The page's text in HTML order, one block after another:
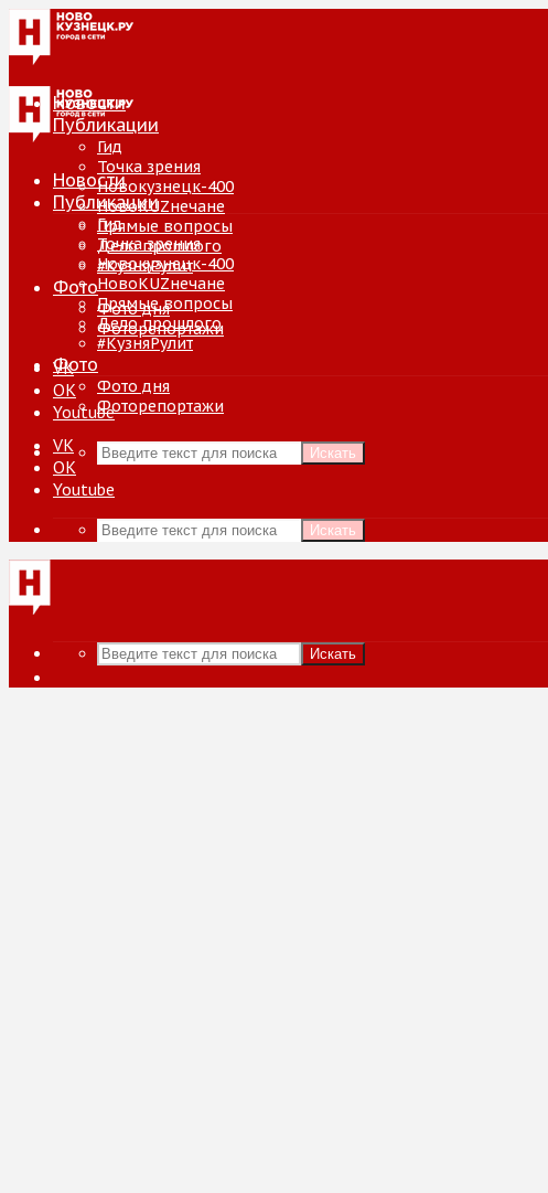
Новости
Публикации
Гид
Точка зрения
Новокузнецк-400
НовоKUZнечане
Прямые вопросы
Дело прошлого
#КузняРулит
Фото
Фото дня
Фоторепортажи
VK
ОК
Youtube
Искать
Новости
Публикации
Гид
Точка зрения
Новокузнецк-400
НовоKUZнечане
Прямые вопросы
Дело прошлого
#КузняРулит
Фото
Фото дня
Фоторепортажи
VK
ОК
Youtube
Искать
Искать